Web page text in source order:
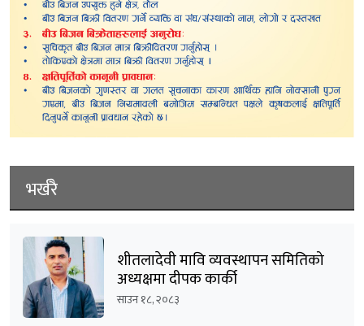
भर्खरै
शीतलादेवी मावि व्यवस्थापन समितिको
अध्यक्षमा दीपक कार्की
साउन १८, २०८३